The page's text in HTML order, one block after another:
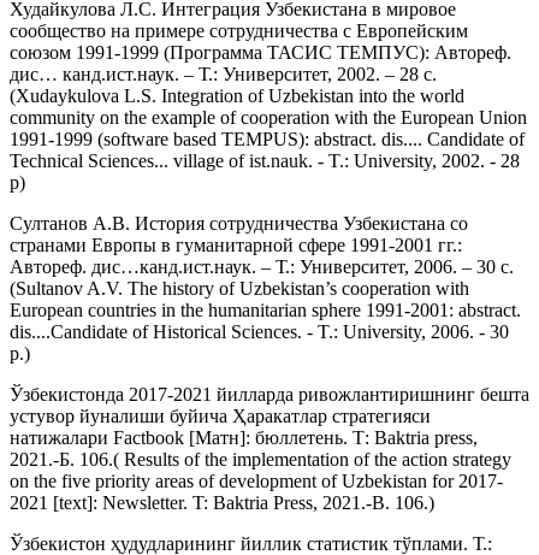
Худайкулова Л.С. Интеграция Узбекистана в мировое
сообщество на примере сотрудничества с Европейским
союзом 1991-1999 (Программа ТАСИС ТЕМПУС): Автореф.
дис… канд.ист.наук. – Т.: Университет, 2002. – 28 с.
(Xudaykulova L.S. Integration of Uzbekistan into the world
community on the example of cooperation with the European Union
1991-1999 (software based TEMPUS): abstract. dis.... Candidate of
Technical Sciences... village of ist.nauk. - T.: University, 2002. - 28
p)
Султанов А.В. История сотрудничества Узбекистана со
странами Европы в гуманитарной сфере 1991-2001 гг.:
Автореф. дис…канд.ист.наук. – Т.: Университет, 2006. – 30 с.
(Sultanov A.V. The history of Uzbekistan’s cooperation with
European countries in the humanitarian sphere 1991-2001: abstract.
dis....Candidate of Historical Sciences. - T.: University, 2006. - 30
p.)
Ўзбекистонда 2017-2021 йилларда ривожлантиришнинг бешта
устувор йуналиши буйича Ҳаракатлар стратегияси
натижалари Factbook [Матн]: бюллетень. Т: Baktria press,
2021.-Б. 106.( Results of the implementation of the action strategy
on the five priority areas of development of Uzbekistan for 2017-
2021 [text]: Newsletter. T: Baktria Press, 2021.-B. 106.)
Ўзбекистон ҳудудларининг йиллик статистик тўплами. Т.: